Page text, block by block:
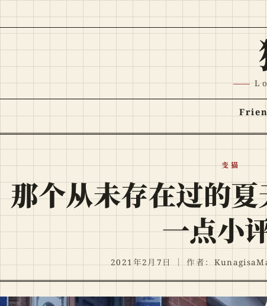
变猫
那个从未存在过的
一点小
2021年2月7日 ｜作者：